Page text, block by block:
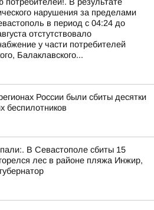
нарушения за пределами
в период с 04:24 до
отстутствовало
у части потребителей
Балаклавского...
России были сбиты десятки
беспилотников
В Севастополе сбиты 15
лес в районе пляжа Инжир,